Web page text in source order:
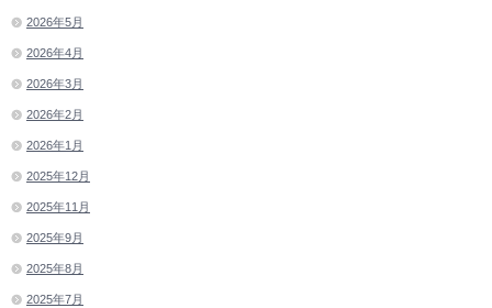
2026年5月
2026年4月
2026年3月
2026年2月
2026年1月
2025年12月
2025年11月
2025年9月
2025年8月
2025年7月